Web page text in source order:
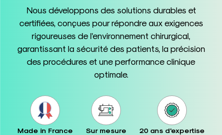
Nous développons des solutions durables et
certifiées, conçues pour répondre aux exigences
rigoureuses de l’environnement chirurgical,
garantissant la sécurité des patients, la précision
des procédures et une performance clinique
optimale.
Made in France Sur mesure 20 ans d'expertise